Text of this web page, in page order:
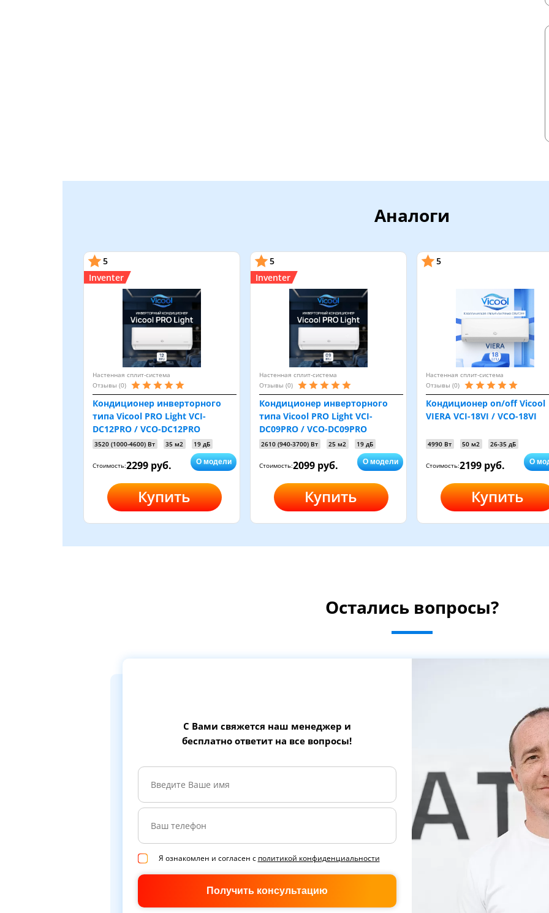
Аналоги
5
Inventer
Настенная сплит-система
Отзывы (0)
Кондиционер инверторного
типа Vicool PRO Light VCI-
DC12PRO / VCO-DC12PRO
3520 (1000-4600) Вт 35 м2 19 дБ
Стоимость:2299 руб. О модели
Купить
5
Inventer
Настенная сплит-система
Отзывы (0)
Кондиционер инверторного
типа Vicool PRO Light VCI-
DC09PRO / VCO-DC09PRO
2610 (940-3700) Вт 25 м2 19 дБ
Стоимость:2099 руб. О модели
Купить
5
Настенная сплит-система
Отзывы (0)
Кондиционер on/off Vicool
VIERA VCI-18VI / VCO-18VI
4990 Вт 50 м2 26-35 дБ
Стоимость:2199 руб. О
Купить
Остались вопросы?
С Вами свяжется наш менеджер и
бесплатно ответит на все вопросы!
Я ознакомлен и согласен с политикой конфиденциальности
Получить консультацию